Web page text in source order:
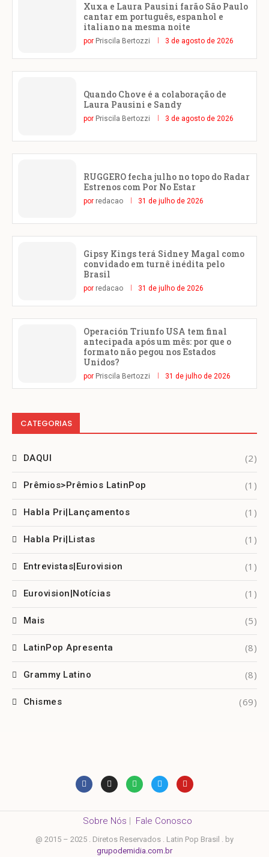
Xuxa e Laura Pausini farão São Paulo
cantar em português, espanhol e
italiano na mesma noite
por Priscila Bertozzi 3 de agosto de 2026
Quando Chove é a colaboração de
Laura Pausini e Sandy
por Priscila Bertozzi 3 de agosto de 2026
RUGGERO fecha julho no topo do Radar
Estrenos com Por No Estar
por redacao 31 de julho de 2026
Gipsy Kings terá Sidney Magal como
convidado em turnê inédita pelo
Brasil
por redacao 31 de julho de 2026
Operación Triunfo USA tem final
antecipada após um mês: por que o
formato não pegou nos Estados
Unidos?
por Priscila Bertozzi 31 de julho de 2026
CATEGORIAS
DAQUI (2)
Prêmios>Prêmios LatinPop (1)
Habla Pri|Lançamentos (1)
Habla Pri|Listas (1)
Entrevistas|Eurovision (1)
Eurovision|Notícias (1)
Mais (5)
LatinPop Apresenta (8)
Grammy Latino (8)
Chismes (69)
Sobre Nós | Fale Conosco
@ 2015 – 2025 . Diretos Reservados . Latin Pop Brasil . by
grupodemidia.com.br